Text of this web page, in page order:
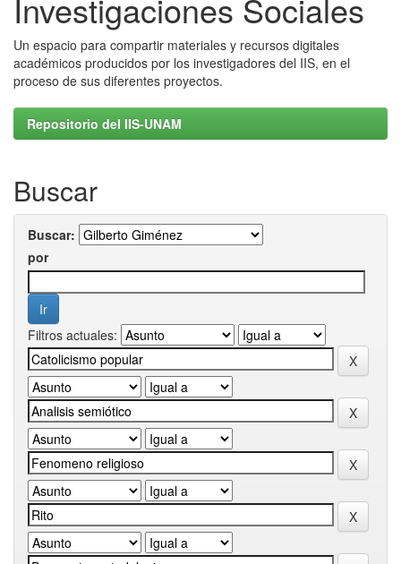
Investigaciones Sociales
Un espacio para compartir materiales y recursos digitales
académicos producidos por los investigadores del IIS, en el
proceso de sus diferentes proyectos.
Repositorio del IIS-UNAM
Buscar
Buscar:
por
Filtros actuales: